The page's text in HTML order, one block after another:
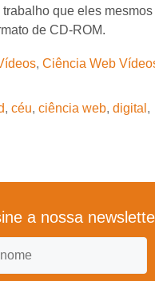
que eles mesmos
de CD-ROM.
, Ciência Web
, céu, ciência web, digital ,
a nossa